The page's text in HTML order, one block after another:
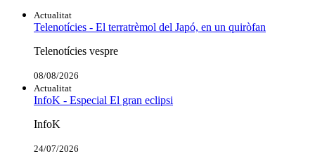
Actualitat
Telenotícies - El terratrèmol del Japó, en un quiròfan
Telenotícies vespre
08/08/2026
Actualitat
InfoK - Especial El gran eclipsi
InfoK
24/07/2026